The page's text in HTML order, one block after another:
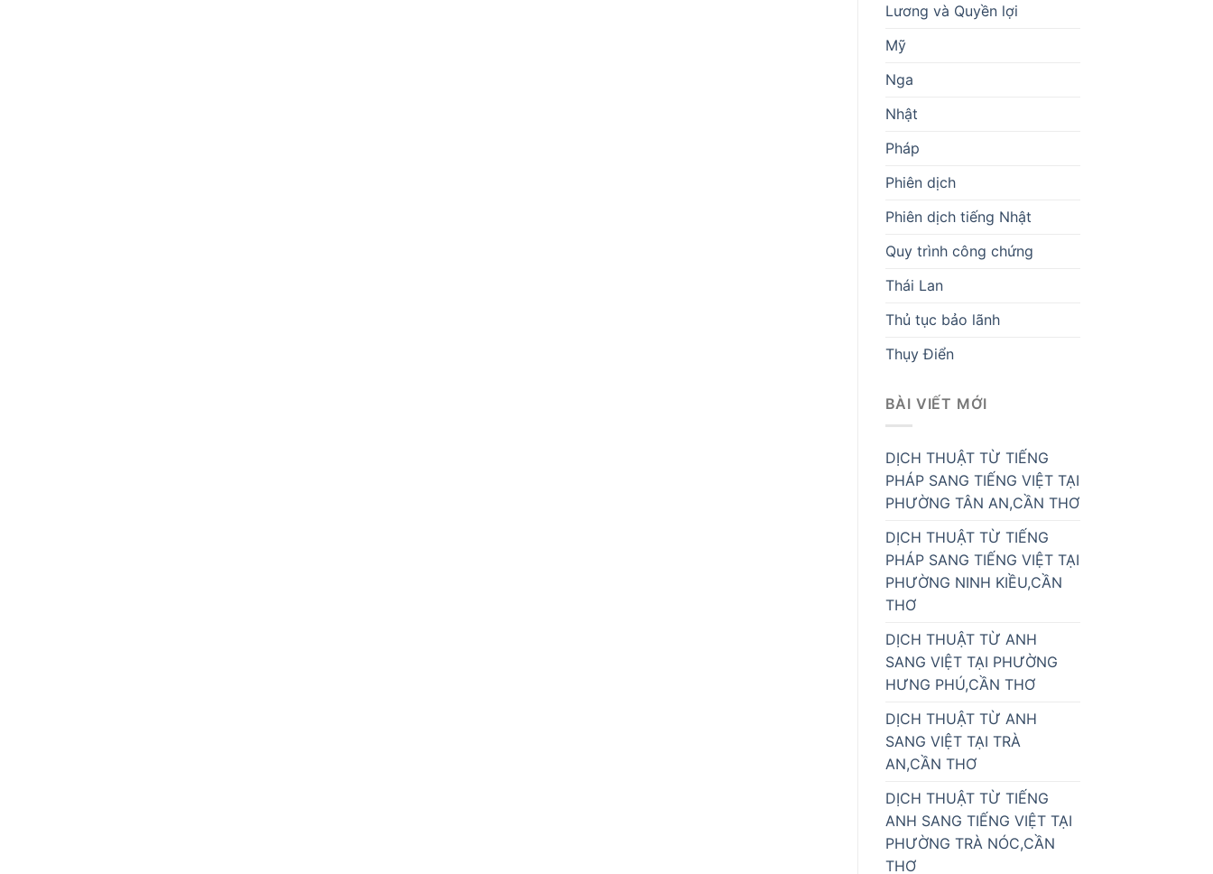
Lương và Quyền lợi
Mỹ
Nga
Nhật
Pháp
Phiên dịch
Phiên dịch tiếng Nhật
Quy trình công chứng
Thái Lan
Thủ tục bảo lãnh
Thụy Điển
BÀI VIẾT MỚI
DỊCH THUẬT TỪ TIẾNG
PHÁP SANG TIẾNG VIỆT TẠI
PHƯỜNG TÂN AN,CẦN THƠ
DỊCH THUẬT TỪ TIẾNG
PHÁP SANG TIẾNG VIỆT TẠI
PHƯỜNG NINH KIỀU,CẦN
THƠ
DỊCH THUẬT TỪ ANH
SANG VIỆT TẠI PHƯỜNG
HƯNG PHÚ,CẦN THƠ
DỊCH THUẬT TỪ ANH
SANG VIỆT TẠI TRÀ
AN,CẦN THƠ
DỊCH THUẬT TỪ TIẾNG
ANH SANG TIẾNG VIỆT TẠI
PHƯỜNG TRÀ NÓC,CẦN
THƠ